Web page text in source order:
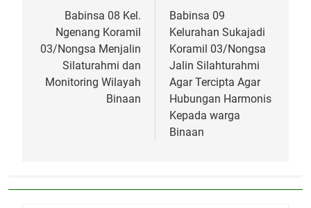
Babinsa 08 Kel.
Ngenang Koramil
03/Nongsa Menjalin
Silaturahmi dan
Monitoring Wilayah
Binaan
Babinsa 09
Kelurahan Sukajadi
Koramil 03/Nongsa
Jalin Silahturahmi
Agar Tercipta Agar
Hubungan Harmonis
Kepada warga
Binaan